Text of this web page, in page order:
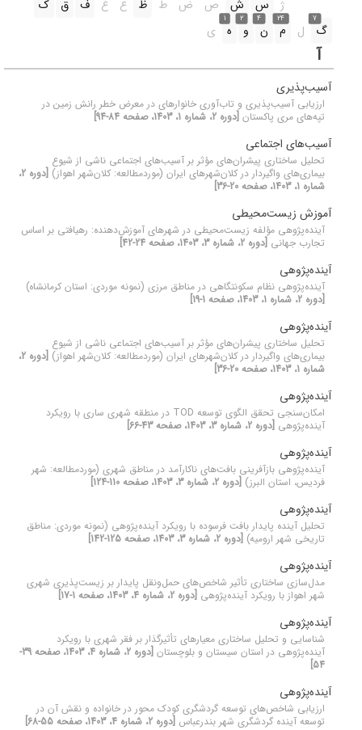
ژ
س ش ص ض ط ظ ع غ ف ق ک
7
گ ل
24
م
4
ن
2
و
1
ه ی
آ
آسیب‌پذیری
ارزیابی آسیب‌پذیری و تاب‌آوری خانوارهای در معرض خطر رانش زمین در
تپه‌های مری پاکستان [دوره 2، شماره 1، 1403، صفحه 84-94]
آسیب‌های اجتماعی
تحلیل ساختاری پیشران‌های مؤثر بر آسیب‌های اجتماعی ناشی از شیوع
بیماری‌های واگیردار در کلان‌شهرهای ایران (موردمطالعه: کلان‌شهر اهواز)
[دوره 2،
شماره 1، 1403، صفحه 20-36]
آموزش زیست‌محیطی
آینده‌پژوهی مؤلفه زیست‌محیطی در شهرهای آموزش‌دهنده: رهیافتی بر اساس
تجارب جهانی [دوره 2، شماره 3، 1403، صفحه 24-42]
آینده‌پژوهی
آینده‌پژوهی نظام سکونتگاهی در مناطق مرزی (نمونه موردی: استان کرمانشاه)
[دوره 2، شماره 1، 1403، صفحه 1-19]
آینده‌پژوهی
تحلیل ساختاری پیشران‌های مؤثر بر آسیب‌های اجتماعی ناشی از شیوع
بیماری‌های واگیردار در کلان‌شهرهای ایران (موردمطالعه: کلان‌شهر اهواز)
[دوره 2،
شماره 1، 1403، صفحه 20-36]
آینده‌پژوهی
امکان‌سنجی تحقق الگوی توسعه TOD در منطقه شهری ساری با رویکرد
آینده‌پژوهی [دوره 2، شماره 3، 1403، صفحه 43-66]
آینده‌پژوهی
آینده‌پژوهی بازآفرینی بافت‌های ناکارآمد در مناطق شهری (موردمطالعه: شهر
فردیس، استان البرز) [دوره 2، شماره 3، 1403، صفحه 110-124]
آینده‌پژوهی
تحلیل آینده پایدار بافت فرسوده با رویکرد آینده‌پژوهی (نمونه موردی: مناطق
تاریخی شهر ارومیه) [دوره 2، شماره 3، 1403، صفحه 125-142]
آینده‌پژوهی
مدل‌سازی ساختاری تأثیر شاخص‌های حمل‌و‌نقل پایدار بر زیست‌پذیری شهری
شهر اهواز با رویکرد آینده‌پژوهی [دوره 2، شماره 4، 1403، صفحه 1-17]
آینده‌پژوهی
شناسایی و تحلیل ساختاری معیارهای تأثیرگذار بر فقر شهری با رویکرد
آینده‌پژوهی در استان سیستان و بلوچستان
[دوره 2، شماره 4، 1403، صفحه 39-
54]
آینده‌پژوهی
ارزیابی شاخص‌های توسعه گردشگری کودک محور در خانواده و نقش آن در
توسعه آینده گردشگری شهر بندرعباس [دوره 2، شماره 4، 1403، صفحه 55-68]